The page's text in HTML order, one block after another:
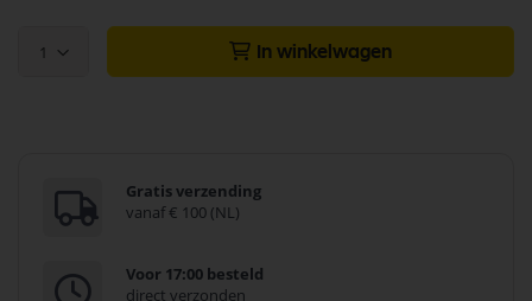
1 In winkelwagen
Gratis verzending
vanaf € 100 (NL)
Voor 17:00 besteld
direct verzonden